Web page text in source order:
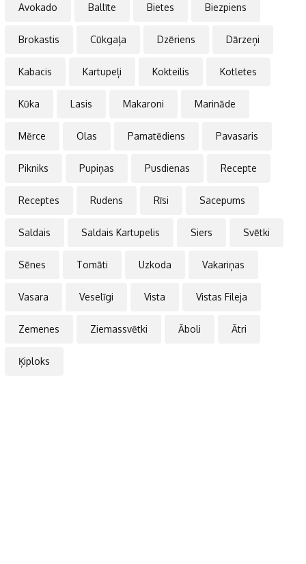
Avokado Ballīte Bietes Biezpiens
Brokastis Cūkgaļa Dzēriens Dārzeņi
Kabacis Kartupeļi Kokteilis Kotletes
Kūka Lasis Makaroni Marināde
Mērce Olas Pamatēdiens Pavasaris
Pikniks Pupiņas Pusdienas Recepte
Receptes Rudens Rīsi Sacepums
Saldais Saldais Kartupelis Siers Svētki
Sēnes Tomāti Uzkoda Vakariņas
Vasara Veselīgi Vista Vistas Fileja
Zemenes Ziemassvētki Āboli Ātri
Ķiploks